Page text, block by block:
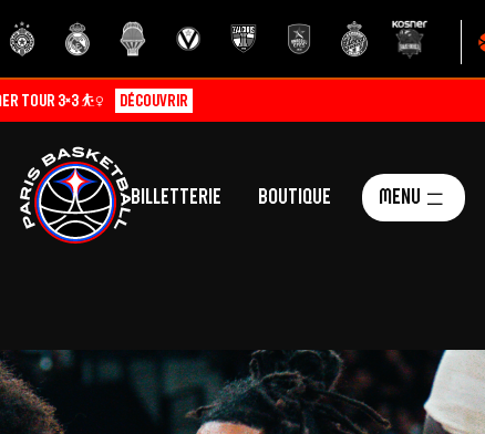
TOUR 3×3 ⛹️‍♀️ Découvrir
Billetterie Boutique Menu
vie au centre
Actualités
Histoire